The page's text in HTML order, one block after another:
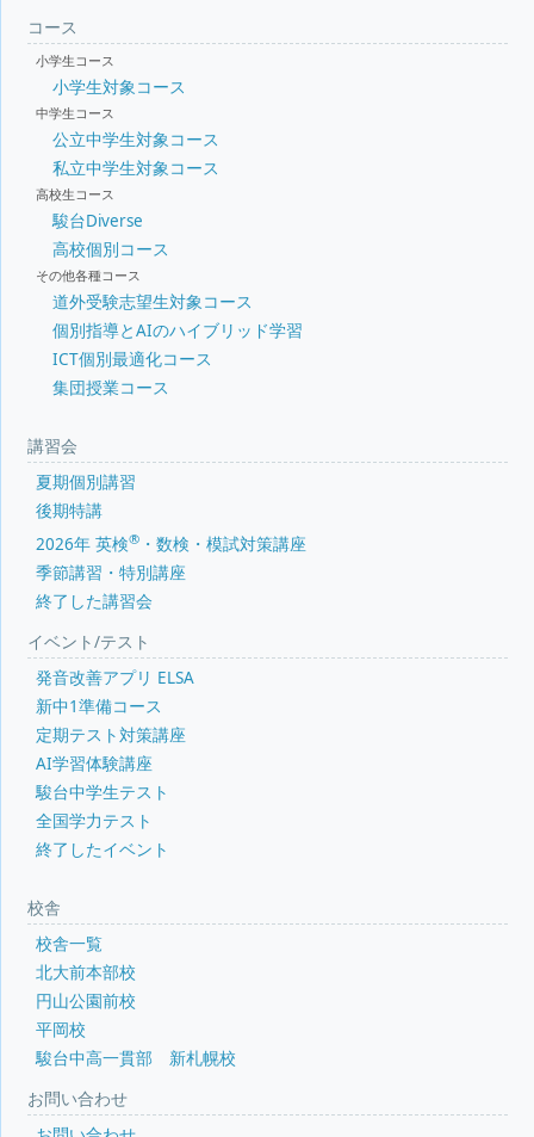
コース
小学生コース
小学生対象コース
中学生コース
公立中学生対象コース
私立中学生対象コース
高校生コース
駿台Diverse
高校個別コース
その他各種コース
道外受験志望生対象コース
個別指導とAIのハイブリッド学習
ICT個別最適化コース
集団授業コース
講習会
夏期個別講習
後期特講
2026年 英検® ・数検・模試対策講座
季節講習・特別講座
終了した講習会
イベント/テスト
発音改善アプリ ELSA
新中1準備コース
定期テスト対策講座
AI学習体験講座
駿台中学生テスト
全国学力テスト
終了したイベント
校舎
校舎一覧
北大前本部校
円山公園前校
平岡校
駿台中高一貫部 新札幌校
お問い合わせ